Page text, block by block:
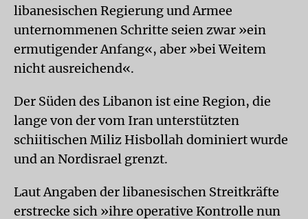
libanesischen Regierung und Armee
unternommenen Schritte seien zwar »ein
ermutigender Anfang«, aber »bei Weitem
nicht ausreichend«.
Der Süden des Libanon ist eine Region, die
lange von der vom Iran unterstützten
schiitischen Miliz Hisbollah dominiert wurde
und an Nordisrael grenzt.
Laut Angaben der libanesischen Streitkräfte
erstrecke sich »ihre operative Kontrolle nun